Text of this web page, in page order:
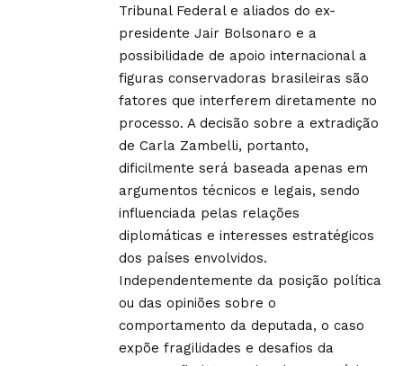
Tribunal Federal e aliados do ex-
presidente Jair Bolsonaro e a
possibilidade de apoio internacional a
figuras conservadoras brasileiras são
fatores que interferem diretamente no
processo. A decisão sobre a extradição
de Carla Zambelli, portanto,
dificilmente será baseada apenas em
argumentos técnicos e legais, sendo
influenciada pelas relações
diplomáticas e interesses estratégicos
dos países envolvidos.
Independentemente da posição política
ou das opiniões sobre o
comportamento da deputada, o caso
expõe fragilidades e desafios da